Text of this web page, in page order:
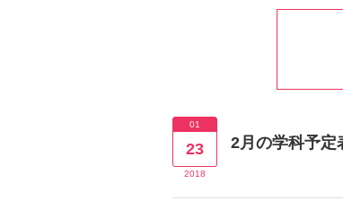
01
23
2018
2月の学科予定